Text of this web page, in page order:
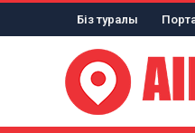
Біз туралы